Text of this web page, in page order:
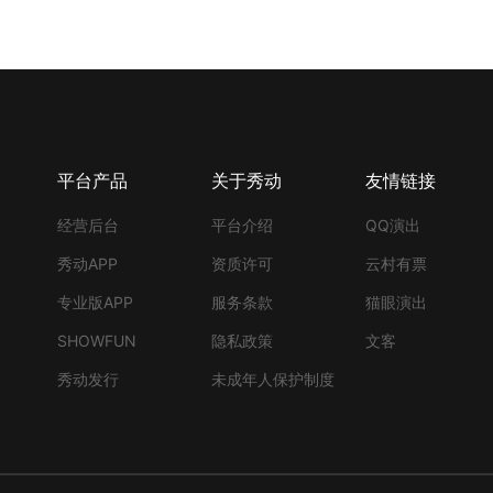
平台产品
经营后台
秀动APP
专业版APP
SHOWFUN
秀动发行
关于秀动
平台介绍
资质许可
服务条款
隐私政策
未成年人保护制度
友情链接
QQ演出
云村有票
猫眼演出
文客